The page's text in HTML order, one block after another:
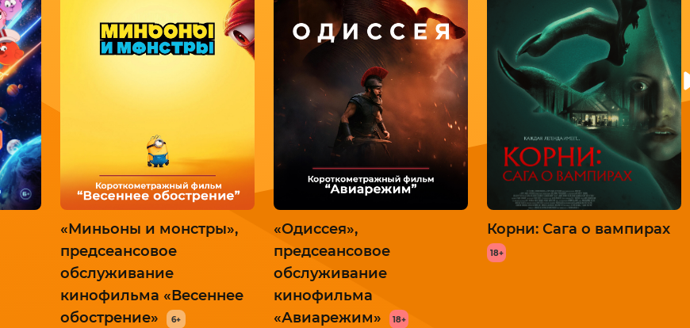
«Миньоны и монстры»,
предсеансовое
обслуживание
кинофильма «Весеннее
обострение»
6+
«Одиссея»,
предсеансовое
обслуживание
кинофильма
«Авиарежим»
18+
Корни: Сага о вампирах
18+